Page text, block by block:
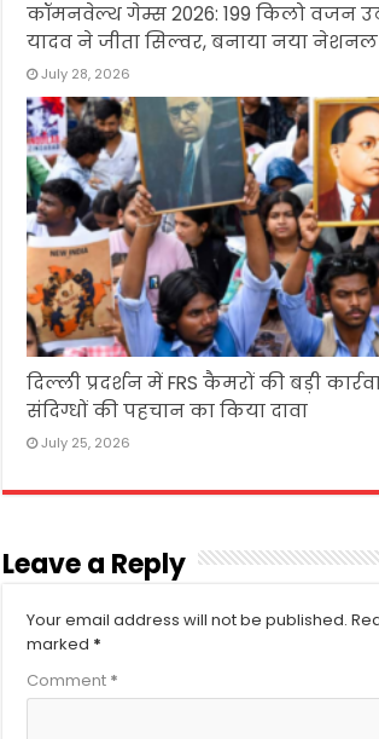
कॉमनवेल्थ गेम्स 2026: 199 किलो वजन
यादव ने जीता सिल्वर, बनाया नया नेशनल
July 28, 2026
दिल्ली प्रदर्शन में FRS कैमरों की बड़ी
संदिग्धों की पहचान का किया दावा
July 25, 2026
Leave a Reply
Your email address will not be published.
marked *
Comment *